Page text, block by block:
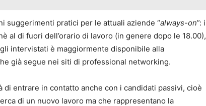
suggerimenti pratici per le attuali aziende “always-on”: i
al di fuori dell’orario di lavoro (in genere dopo le 18.00),
intervistati è maggiormente disponibile alla
già segue nei siti di professional networking.
entrare in contatto anche con i candidati passivi, cioè
di un nuovo lavoro ma che rappresentano la